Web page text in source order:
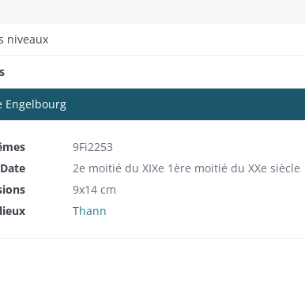
niveaux
Engelbourg
9Fi2253
Date
2e moitié du XIXe 1ère moitié du XXe siècle
9x14 cm
Thann